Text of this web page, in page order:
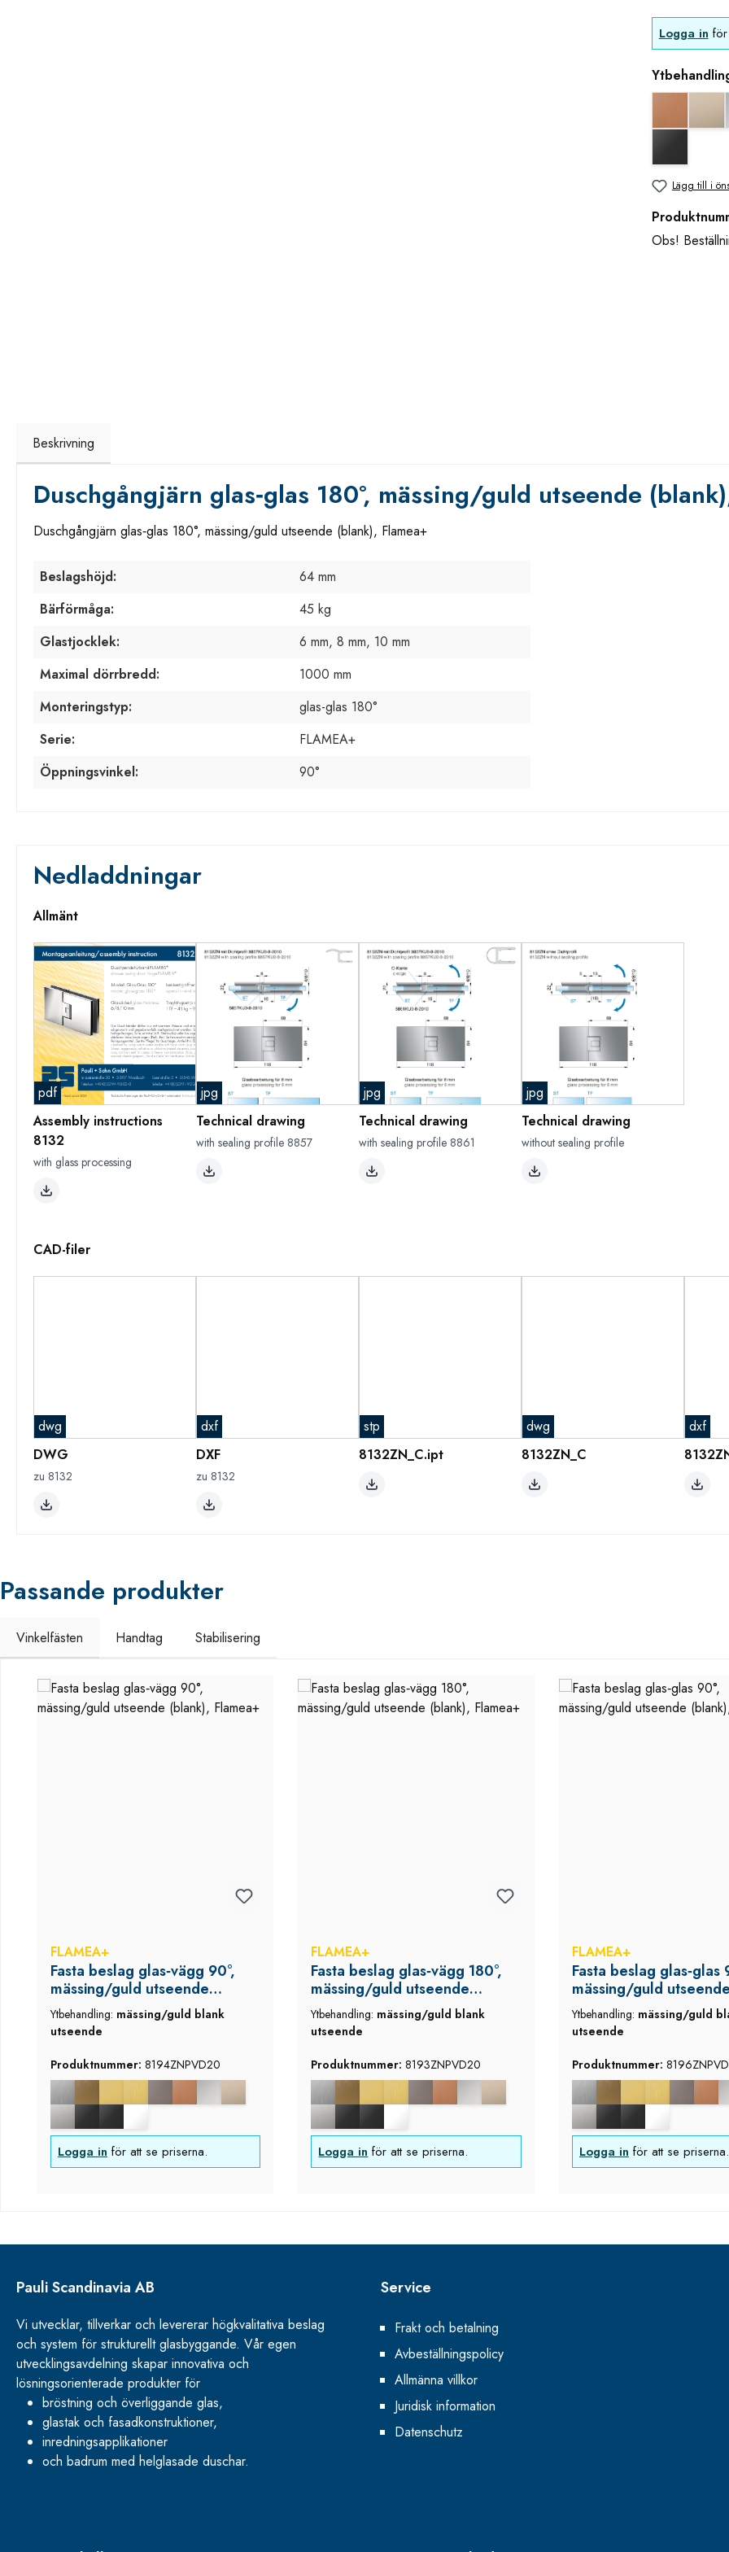
Logga in
Lägg till i
Obs!
Beskrivning
Duschgångjärn glas‑glas 180°, mässing/guld utseende
Duschgångjärn glas‑glas 180°, mässing/guld utseende (blank), Flamea+
Beslagshöjd:
64 mm
Bärförmåga:
45 kg
Glastjocklek:
6 mm, 8 mm, 10 mm
Maximal dörrbredd:
1000 mm
Monteringstyp:
glas-glas 180°
Serie:
FLAMEA+
Öppningsvinkel:
90°
Nedladdningar
Allmänt
pdf
Assembly instructions
8132
with glass processing
jpg
Technical drawing
with sealing profile 8857
jpg
Technical drawing
with sealing profile 8861
jpg
Technical drawing
without sealing profile
CAD-filer
dwg
DWG
zu 8132
dxf
DXF
zu 8132
stp
8132ZN_C.ipt
dwg
8132ZN_C
dxf
Passande produkter
Vinkelfästen Handtag Stabilisering
Hoppa över produktgalleri
FLAMEA+
Fasta beslag glas‑vägg 90°,
mässing/guld utseende
(blank), Flamea+
Ytbehandling: mässing/guld blank
utseende
Produktnummer: 8194ZNPVD20
Logga in för att se priserna.
FLAMEA+
Fasta beslag glas‑vägg 180°,
mässing/guld utseende
(blank), Flamea+
Ytbehandling: mässing/guld blank
utseende
Produktnummer:8193ZNPVD20
Logga in för att se priserna.
FLAMEA+
Fasta beslag glas‑glas
mässing/guld utseende
(blank), Flamea+
Ytbehandling: mässing/guld
utseende
Produktnummer:
Logga in för att se priserna.
Pauli Scandinavia AB
Vi utvecklar, tillverkar och levererar högkvalitativa beslag
och system för strukturellt glasbyggande. Vår egen
utvecklingsavdelning skapar innovativa och
lösningsorienterade produkter för
bröstning och överliggande glas,
glastak och fasadkonstruktioner,
inredningsapplikationer
och badrum med helglasade duschar.
Service
Frakt och betalning
Avbeställningspolicy
Allmänna villkor
Juridisk information
Datenschutz